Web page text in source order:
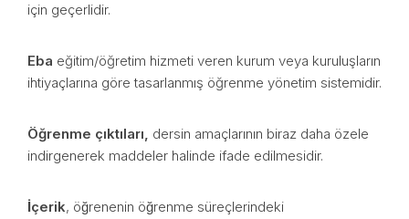
için geçerlidir.
Eba eğitim/öğretim hizmeti veren kurum veya kuruluşların
ihtiyaçlarına göre tasarlanmış öğrenme yönetim sistemidir.
Öğrenme çıktıları, dersin amaçlarının biraz daha özele
indirgenerek maddeler halinde ifade edilmesidir.
İçerik, öğrenenin öğrenme süreçlerindeki